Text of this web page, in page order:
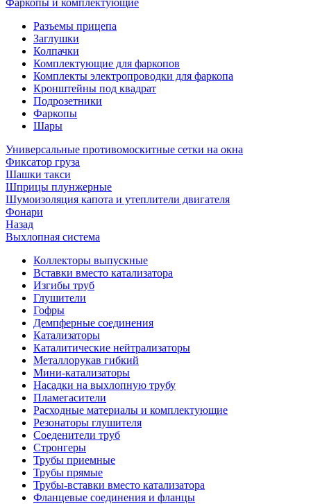
Фаркопы и комплектующие
Разъемы прицепа
Заглушки
Колпачки
Комплектующие для фаркопов
Комплекты электропроводки для фаркопа
Кронштейны под квадрат
Подрозетники
Фаркопы
Шары
Универсальные противомоскитные сетки на окна
Фиксатор груза
Шашки такси
Шприцы плунжерные
Шумоизоляция капота и утеплители двигателя
Фонари
Назад
Выхлопная система
Коллекторы выпускные
Вставки вместо катализатора
Изгибы труб
Глушители
Гофры
Демпферные соединения
Катализаторы
Каталитические нейтрализаторы
Металлорукав гибкий
Мини-катализаторы
Насадки на выхлопную трубу
Пламегасители
Расходные материалы и комплектующие
Резонаторы глушителя
Соеденители труб
Стронгеры
Трубы приемные
Трубы прямые
Трубы-вставки вместо катализатора
Фланцевые соединения и фланцы